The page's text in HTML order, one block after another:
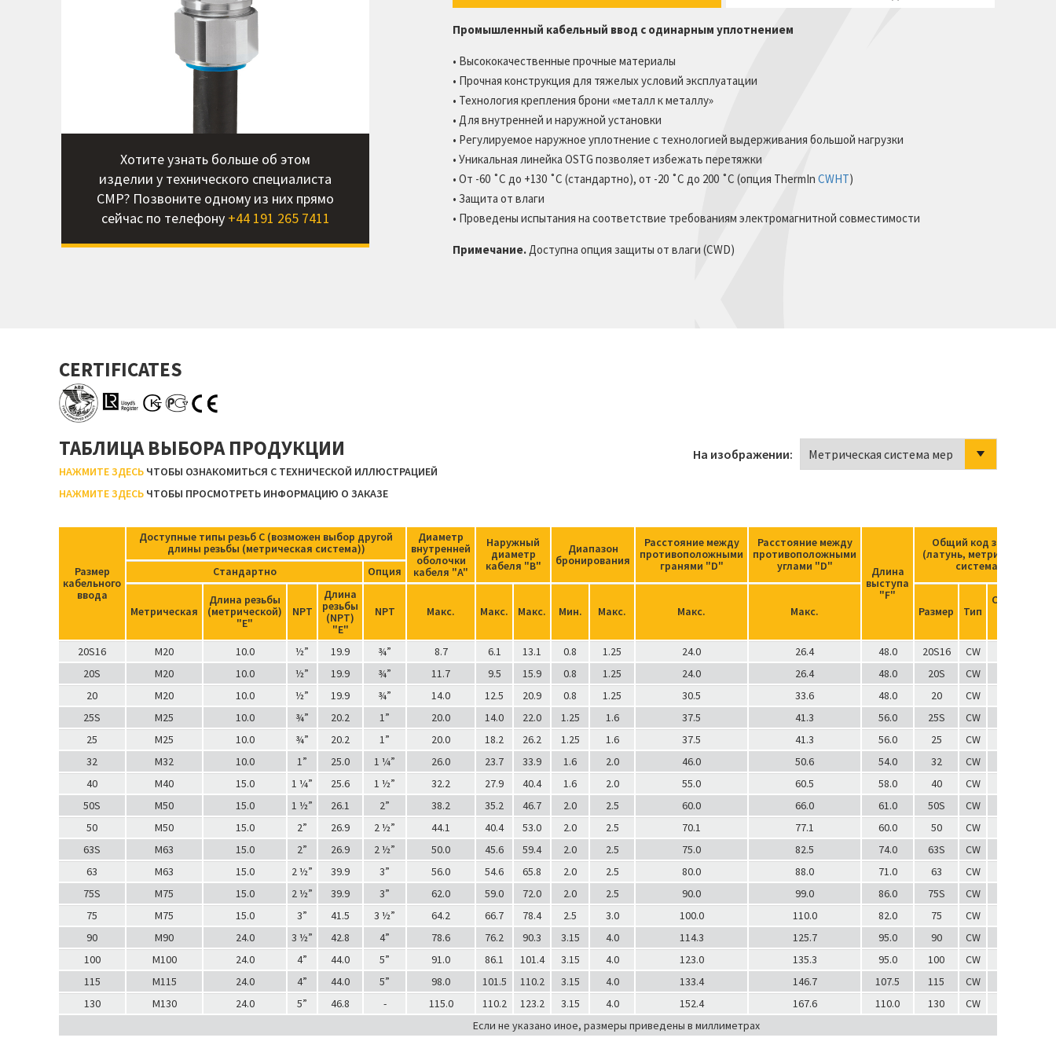
сопротивляемости
Проставочная шайба кабельной
Профили с двойной дугой
Хотите узнать больше об этом
изделии у технического специалиста
CMP? Позвоните одному из них прямо
сейчас по телефону +44 191 265 7411
Промышленный кабельный ввод с одинарным уплотнением
• Высококачественные прочные материалы
• Прочная конструкция для тяжелых условий эксплуатации
• Технология крепления брони «металл к металлу»
• Для внутренней и наружной установки
• Регулируемое наружное уплотнение с технологией выдерживания большой нагрузки
• Уникальная линейка OSTG позволяет избежать перетяжки
• От -60 ˚C до +130 ˚C (стандартно), от -20 ˚C до 200 ˚C (опция ThermIn CWHT)
• Защита от влаги
• Проведены испытания на соответствие требованиям электромагнитной совместимости
Примечание.Доступна опция защиты от влаги (CWD)
CERTIFICATES
ТАБЛИЦА ВЫБОРА ПРОДУКЦИИ
НАЖМИТЕ ЗДЕСЬ ЧТОБЫ ОЗНАКОМИТЬСЯ С ТЕХНИЧЕСКОЙ ИЛЛЮСТРАЦИЕЙ
НАЖМИТЕ ЗДЕСЬ ЧТОБЫ ПРОСМОТРЕТЬ ИНФОРМАЦИЮ О ЗАКАЗЕ
На изображении:
Размер
кабельного
ввода
Доступные типы резьб C (возможен выбор другой
длины резьбы (метрическая система))
Диаметр
внутренней
оболочки
кабеля "A"
Наружный
диаметр
кабеля "В"
Диапазон
бронирования
Расстояние между
противоположными
гранями "D"
Расстояние между
противоположными
углами "D"
Длина
выступа
"F"
Общий код заказа
(латунь, метрическая
система)
Стандартно Опция
Метрическая
Длина резьбы
(метрической)
"Е"
NPT
Длина
резьбы
(NPT)
"Е"
NPT Макс. Макс. Макс. Мин. Макс. Макс. Макс. Размер Тип
Суффикс
20S16
M20 10.0 ½” 19.9 ¾” 8.7 6.1 13.1 0.8 1.25 24.0 26.4 48.0 20S16 CW
20S
M20 10.0 ½” 19.9 ¾” 11.7 9.5 15.9 0.8 1.25 24.0 26.4 48.0 20S CW
20
M20 10.0 ½” 19.9 ¾” 14.0 12.5 20.9 0.8 1.25 30.5 33.6 48.0 20 CW
25S
M25 10.0 ¾” 20.2 1” 20.0 14.0 22.0 1.25 1.6 37.5 41.3 56.0 25S CW
25
M25 10.0 ¾” 20.2 1” 20.0 18.2 26.2 1.25 1.6 37.5 41.3 56.0 25 CW
32
M32 10.0 1” 25.0 1 ¼” 26.0 23.7 33.9 1.6 2.0 46.0 50.6 54.0 32 CW
40
M40 15.0 1 ¼” 25.6 1 ½” 32.2 27.9 40.4 1.6 2.0 55.0 60.5 58.0 40 CW
50S
M50 15.0 1 ½” 26.1 2” 38.2 35.2 46.7 2.0 2.5 60.0 66.0 61.0 50S CW
50
M50 15.0 2” 26.9 2 ½” 44.1 40.4 53.0 2.0 2.5 70.1 77.1 60.0 50 CW
63S
M63 15.0 2” 26.9 2 ½” 50.0 45.6 59.4 2.0 2.5 75.0 82.5 74.0 63S CW
63
M63 15.0 2 ½” 39.9 3” 56.0 54.6 65.8 2.0 2.5 80.0 88.0 71.0 63 CW
75S
M75 15.0 2 ½” 39.9 3” 62.0 59.0 72.0 2.0 2.5 90.0 99.0 86.0 75S CW
75
M75 15.0 3” 41.5 3 ½” 64.2 66.7 78.4 2.5 3.0 100.0 110.0 82.0 75 CW
90
M90 24.0 3 ½” 42.8 4” 78.6 76.2 90.3 3.15 4.0 114.3 125.7 95.0 90 CW
100
M100 24.0 4” 44.0 5” 91.0 86.1 101.4 3.15 4.0 123.0 135.3 95.0 100 CW
115
M115 24.0 4” 44.0 5” 98.0 101.5 110.2 3.15 4.0 133.4 146.7 107.5 115 CW
130
M130 24.0 5” 46.8 - 115.0 110.2 123.2 3.15 4.0 152.4 167.6 110.0 130 CW
Если не указано иное, размеры приведены в миллиметрах